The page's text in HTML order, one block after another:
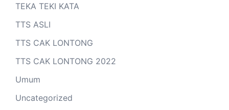
TEKA TEKI KATA
TTS ASLI
TTS CAK LONTONG
TTS CAK LONTONG 2022
Umum
Uncategorized